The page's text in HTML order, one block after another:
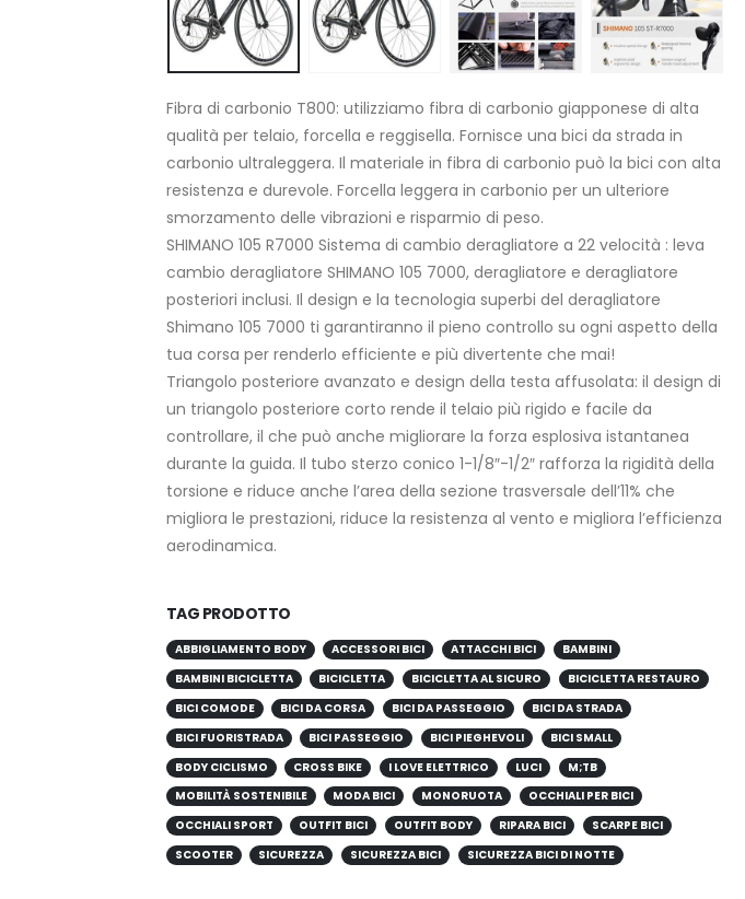
Fibra di carbonio T800: utilizziamo fibra di carbonio giapponese di alta
qualità per telaio, forcella e reggisella. Fornisce una bici da strada in
carbonio ultraleggera. Il materiale in fibra di carbonio può la bici con alta
resistenza e durevole. Forcella leggera in carbonio per un ulteriore
smorzamento delle vibrazioni e risparmio di peso.
SHIMANO 105 R7000 Sistema di cambio deragliatore a 22 velocità : leva
cambio deragliatore SHIMANO 105 7000, deragliatore e deragliatore
posteriori inclusi. Il design e la tecnologia superbi del deragliatore
Shimano 105 7000 ti garantiranno il pieno controllo su ogni aspetto della
tua corsa per renderlo efficiente e più divertente che mai!
Triangolo posteriore avanzato e design della testa affusolata: il design di
un triangolo posteriore corto rende il telaio più rigido e facile da
controllare, il che può anche migliorare la forza esplosiva istantanea
durante la guida. Il tubo sterzo conico 1-1/8″-1/2″ rafforza la rigidità della
torsione e riduce anche l’area della sezione trasversale dell’11% che
migliora le prestazioni, riduce la resistenza al vento e migliora l’efficienza
aerodinamica.
TAG PRODOTTO
ABBIGLIAMENTO BODY ACCESSORI BICI ATTACCHI BICI
BAMBINI
BAMBINI BICICLETTA
BICICLETTA BICICLETTA AL SICURO
BICICLETTA RESTAURO
BICI COMODE
BICI DA CORSA BICI DA PASSEGGIO
BICI DA STRADA
BICI FUORISTRADA
BICI PASSEGGIO BICI PIEGHEVOLI
BICI SMALL
BODY CICLISMO
CROSS BIKE I LOVE ELETTRICO LUCI
M;TB
MOBILITÀ SOSTENIBILE
MODA BICI MONORUOTA
OCCHIALI PER BICI
OCCHIALI SPORT
OUTFIT BICI OUTFIT BODY RIPARA BICI
SCARPE BICI
SCOOTER
SICUREZZA SICUREZZA BICI SICUREZZA BICI DI NOTTE